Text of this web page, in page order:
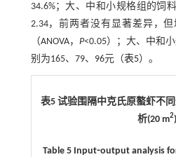
34.6%；大、中和小规格组的饲
2.34，前两者没有显著差异，
（ANOVA， P<0.05）；大、中和
别为165、79、96元（表5）。
表5 试验围隔中克氏原螯虾不
析(20 m2)
Table 5 Input⁃output analysis